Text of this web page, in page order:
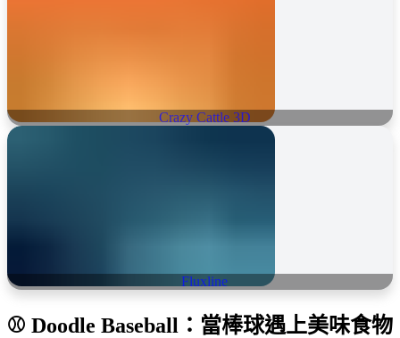
Crazy Cattle 3D
Fluxline
⚾ Doodle Baseball：當棒球遇上美味食物